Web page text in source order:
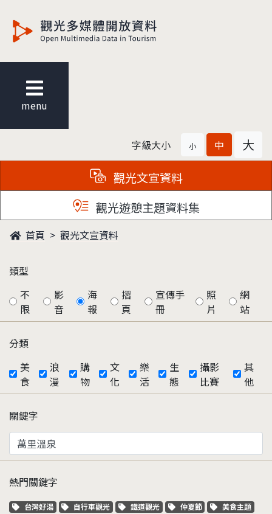
menu
字級大小 小 中 大
觀光文宣資料
觀光遊憩主題資料集
首頁 觀光文宣資料
類型
不
限
影
音
海
報
摺
頁
宣傳手
冊
照
片
網
站
分類
美
食
浪
漫
購
物
文
化
樂
活
生
態
攝影
比賽
其
他
關鍵字
熱門關鍵字
關鍵字標籤
台灣好湯 關鍵字標籤
自行車觀光 關鍵字標籤
鐵道觀光 關鍵字標籤
仲夏節 關鍵字標籤
美食主題